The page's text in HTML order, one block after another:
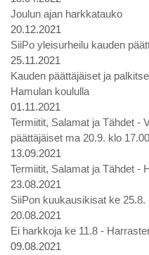
Joulun ajan harkkatauko
20.12.2021
SiiPo yleisurheilu kauden
25.11.2021
Kauden päättäjäiset ja
Hamulan koululla
01.11.2021
Termiitit, Salamat ja Tähdet -
päättäjäiset ma 20.9. klo 17.00
13.09.2021
Termiitit, Salamat ja Tähdet -
23.08.2021
SiiPon kuukausikisat ke
20.08.2021
Ei harkkoja ke 11.8 -
09.08.2021